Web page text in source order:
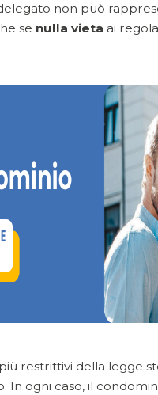
non può
se nulla vieta ai
restrittivi della legge
ogni caso, il